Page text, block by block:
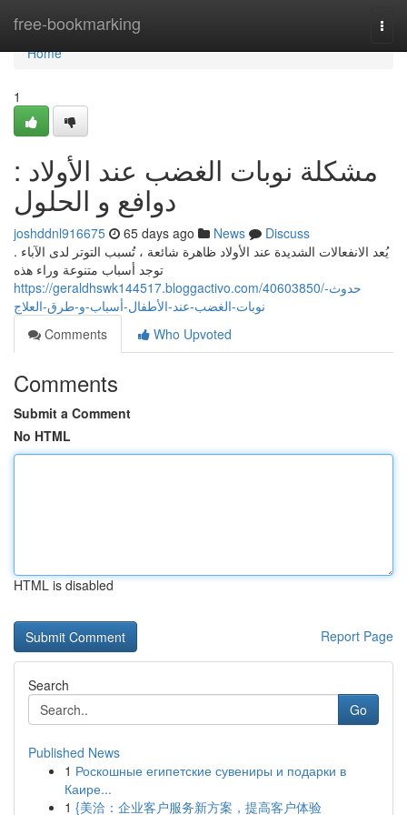
free-bookmarking
Home
Home
1
مشكلة نوبات الغضب عند الأولاد :
دوافع و الحلول
joshddnl916675 65 days ago News
Discuss
يُعد الانفعالات الشديدة عند الأولاد ظاهرة شائعة ، تُسبب التوتر لدى الآباء .
توجد أسباب متنوعة وراء هذه
https://geraldhswk144517.bloggactivo.com/40603850/حدوث-
نوبات-الغضب-عند-الأطفال-أسباب-و-طرق-العلاج
Comments
Who Upvoted
Comments
Submit a Comment
No HTML
HTML is disabled
Report Page
Search
Go
Published News
1 Роскошные египетские сувениры и подарки в
Каире...
1 {美洽：企业客户服务新方案，提高客户体验